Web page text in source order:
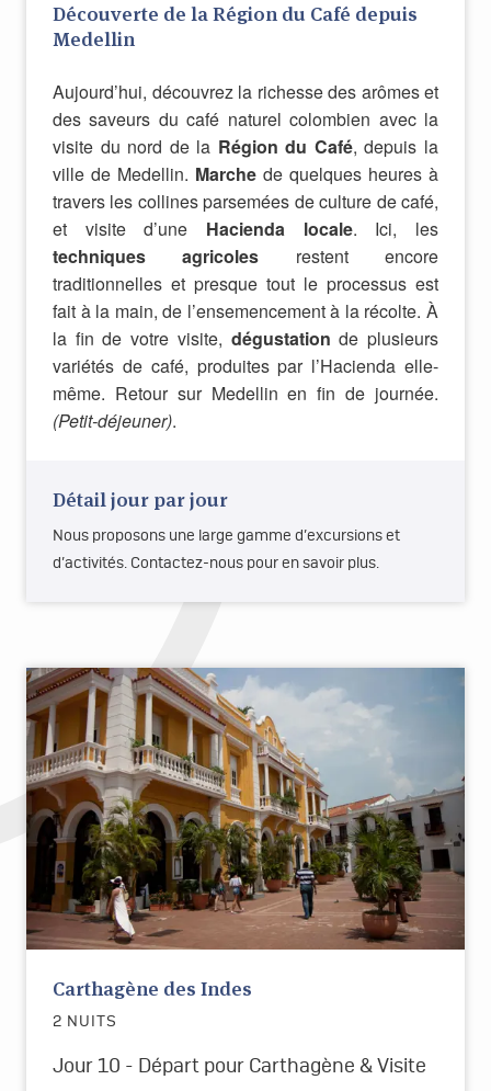
Découverte de la Région du Café depuis
Medellin
Aujourd’hui, découvrez la richesse des arômes et
des saveurs du café naturel colombien avec la
visite du nord de la Région du Café, depuis la
ville de Medellin. Marche de quelques heures à
travers les collines parsemées de culture de café,
et visite d’une Hacienda locale. Ici, les
techniques agricoles restent encore
traditionnelles et presque tout le processus est
fait à la main, de l’ensemencement à la récolte. À
la fin de votre visite, dégustationde plusieurs
variétés de café, produites par l’Hacienda elle-
même. Retour sur Medellin en fin de journée.
(Petit-déjeuner).
Détail jour par jour
Nous proposons une large gamme d’excursions et
d’activités. Contactez-nous pour en savoir plus.
Carthagène des Indes
2 NUITS
Jour 10 - Départ pour Carthagène & Visite